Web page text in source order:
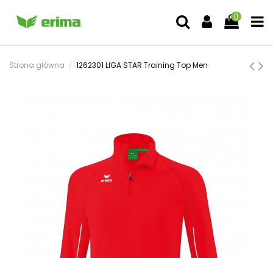
0
Strona główna 1262301 LIGA STAR Training Top Men